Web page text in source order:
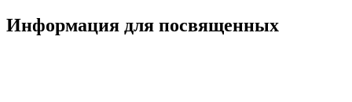
Информация для посвященных